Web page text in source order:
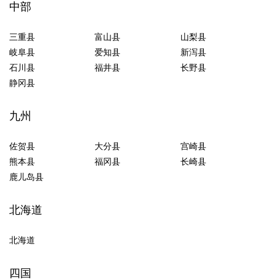
中部
三重县 富山县
山梨县
岐阜县
爱知县
新泻县
石川县
福井县
长野县
静冈县
九州
佐贺县 大分县
宫崎县
熊本县
福冈县
长崎县
鹿儿岛县
北海道
北海道
四国